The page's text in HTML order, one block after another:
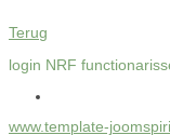
Terug
login NRF
www.template-